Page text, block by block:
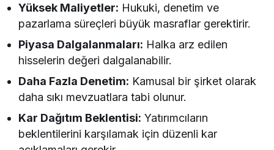
Yüksek Maliyetler: Hukuki, denetim ve
pazarlama süreçleri büyük masraflar gerektirir.
Piyasa Dalgalanmaları: Halka arz edilen
hisselerin değeri dalgalanabilir.
Daha Fazla Denetim: Kamusal bir şirket olarak
daha sıkı mevzuatlara tabi olunur.
Kar Dağıtım Beklentisi: Yatırımcıların
beklentilerini karşılamak için düzenli kar